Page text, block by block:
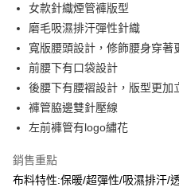
國泰世華商業銀行
臺灣中小企業銀行
匯豐（台灣）商業銀行
聯邦商業銀行
元大商業銀行
玉山商業銀行
台新國際商業銀行
台灣樂天信用卡公司
Apple Pay
街口支付
AFTEE先享後付
相關說明
AFTEE先享後付是「在收到商品之後
便利好安心！
１．簡單：不需註冊會員、不需綁卡
運送方式
女款針織煙管褲版型
磨毛吸濕排汗彈性針織
寬版腰頭設計，修飾腰身穿著
前腰下有口袋設計
後腰下有腰褶設計，版型更加
褲管脇邊雙針壓線
左前褲管有logo繡花
銷售重點
布料特性:保暖/超彈性/吸濕排汗/